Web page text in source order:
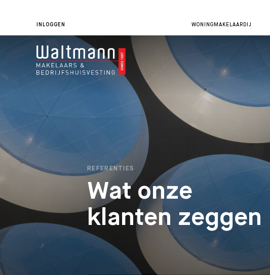
INLOGGEN WONINGMAKELAARDIJ
REFERENTIES
Wat onze
klanten zeggen